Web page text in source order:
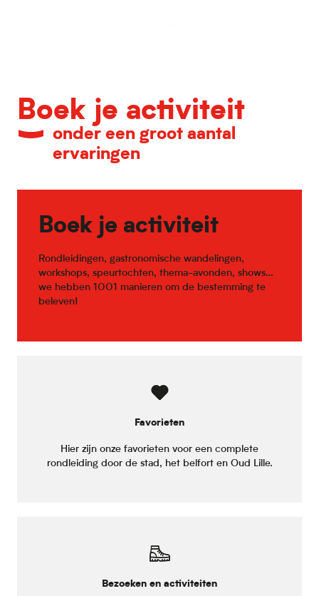
Boek je activiteit
onder een groot aantal
ervaringen
Boek je activiteit
Rondleidingen, gastronomische wandelingen,
workshops, speurtochten, thema-avonden, shows…
we hebben 1001 manieren om de bestemming te
beleven!
Favorieten
Hier zijn onze favorieten voor een complete
rondleiding door de stad, het belfort en Oud Lille.
Bezoeken en activiteiten